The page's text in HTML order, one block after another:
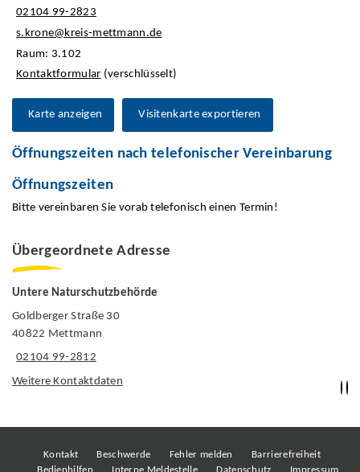
02104 99-2823
s.krone@kreis-mettmann.de
Raum: 3.102
Kontaktformular (verschlüsselt)
Karte anzeigen Visitenkarte exportieren
Öffnungszeiten nach telefonischer Vereinbarung
Öffnungszeiten
Bitte vereinbaren Sie vorab telefonisch einen Termin!
Übergeordnete Adresse
Untere Naturschutzbehörde
Goldberger Straße 30
40822 Mettmann
02104 99-2812
Weitere Kontaktdaten
Kontakt Beschwerde Fehler melden
Barrierefreiheit
Bedienhilfen
Interne Meldestelle Datenschutz Impressum